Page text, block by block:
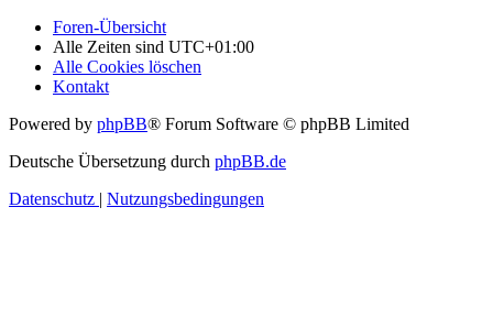
Foren-Übersicht
Alle Zeiten sind UTC+01:00
Alle Cookies löschen
Kontakt
Powered by phpBB® Forum Software © phpBB Limited
Deutsche Übersetzung durch phpBB.de
Datenschutz | Nutzungsbedingungen